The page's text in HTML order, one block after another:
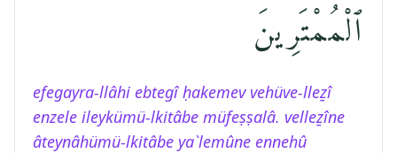
ٱلْمُمْتَرِينَ
efegayra-llâhi ebtegî ḥakemev vehüve-lleẕî
enzele ileykümü-lkitâbe müfeṣṣalâ. velleẕîne
âteynâhümü-lkitâbe ya`lemûne ennehû